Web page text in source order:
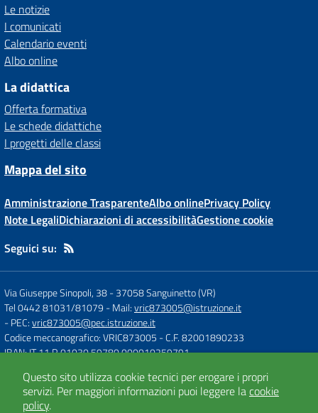
Le notizie
I comunicati
Calendario eventi
Albo online
La didattica
Offerta formativa
Le schede didattiche
I progetti delle classi
Mappa del sito
Amministrazione TrasparenteAlbo onlinePrivacy Policy
Note LegaliDichiarazioni di accessibilitàGestione cookie
Seguici su:
Via Giuseppe Sinopoli, 38-37058 Sanguinetto (VR)
Tel 0442 81031/81079 - Mail:vric873005@istruzione.it
- PEC:vric873005@pec.istruzione.it
Codice meccanografico: VRIC873005 - C.F. 82001890233
IBAN: IT 11 R 01030 59780 000010259791
Concept & Design by
Designers Italia
Questo sito utilizza cookie tecnici per erogare i propri
servizi. Per maggiori informazioni puoi leggere la cookie
policy.